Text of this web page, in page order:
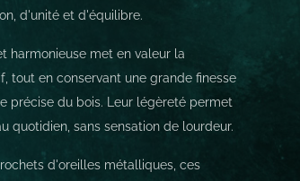
d'unité et d'équilibre.
harmonieuse met en valeur la
tout en conservant une grande finesse
précise du bois. Leur légèreté permet
quotidien, sans sensation de lourdeur.
d'oreilles métalliques, ces